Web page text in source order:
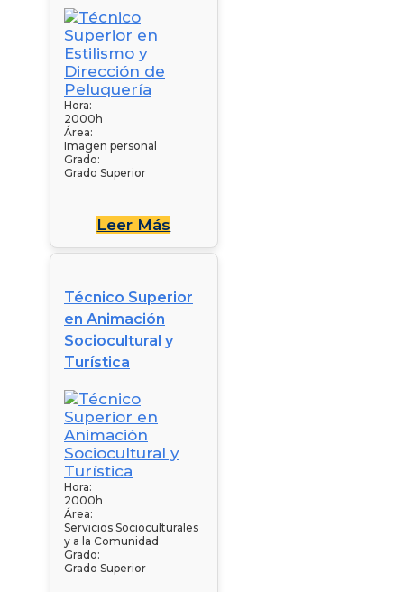
Hora:
2000h
Área:
Imagen personal
Grado:
Grado Superior
Leer Más
Técnico Superior
en Animación
Sociocultural y
Turística
Hora:
2000h
Área:
Servicios Socioculturales
y a la Comunidad
Grado:
Grado Superior